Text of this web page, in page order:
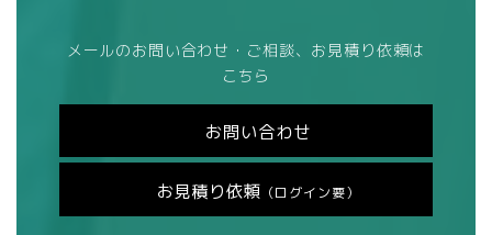
メールのお問い合わせ・ご相談、お見積り依頼は
こちら
お問い合わせ
お見積り依頼 （ログイン要）